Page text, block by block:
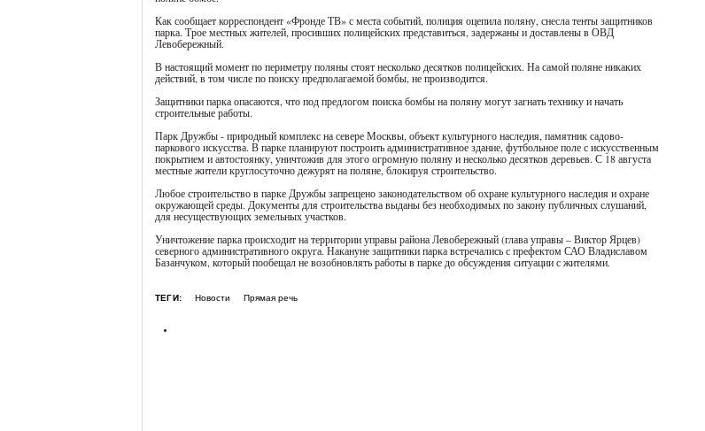
Как сообщает корреспондент «Фронде ТВ» с места событий, полиция оцепила поляну, снесла тенты защитников
парка. Трое местных жителей, просивших полицейских представиться, задержаны и доставлены в ОВД
Левобережный.
В настоящий момент по периметру поляны стоят несколько десятков полицейских. На самой поляне никаких
действий, в том числе по поиску предполагаемой бомбы, не производится.
Защитники парка опасаются, что под предлогом поиска бомбы на поляну могут загнать технику и начать
строительные работы.
Парк Дружбы - природный комплекс на севере Москвы, объект культурного наследия, памятник садово-
паркового искусства. В парке планируют построить административное здание, футбольное поле с искусственным
покрытием и автостоянку, уничтожив для этого огромную поляну и несколько десятков деревьев. С 18 августа
местные жители круглосуточно дежурят на поляне, блокируя строительство.
Любое строительство в парке Дружбы запрещено законодательством об охране культурного наследия и охране
окружающей среды. Документы для строительства выданы без необходимых по закону публичных слушаний,
для несуществующих земельных участков.
Уничтожение парка происходит на территории управы района Левобережный (глава управы – Виктор Ярцев)
северного административного округа. Накануне защитники парка встречались с префектом САО Владиславом
Базанчуком, который пообещал не возобновлять работы в парке до обсуждения ситуации с жителями.
ТЕГИ: Новости Прямая речь